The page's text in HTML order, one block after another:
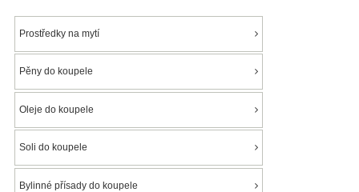
Prostředky na mytí
Pěny do koupele
Oleje do koupele
Soli do koupele
Bylinné přísady do koupele